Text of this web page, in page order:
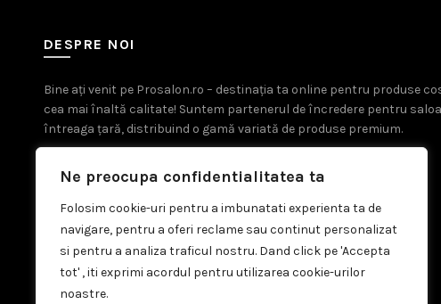
Ne preocupa confidentialitatea ta
Folosim cookie-uri pentru a imbunatati experienta ta de
navigare, pentru a oferi reclame sau continut personalizat
si pentru a analiza traficul nostru. Dand click pe 'Accepta
tot' , iti exprimi acordul pentru utilizarea cookie-urilor
noastre.
DESPRE NOI
Bine ați venit pe Prosalon.ro – destinația ta online pentru produse
cea mai înaltă calitate! Suntem partenerul de încredere pentru
întreaga țară, distribuind o gamă variată de produse premium.